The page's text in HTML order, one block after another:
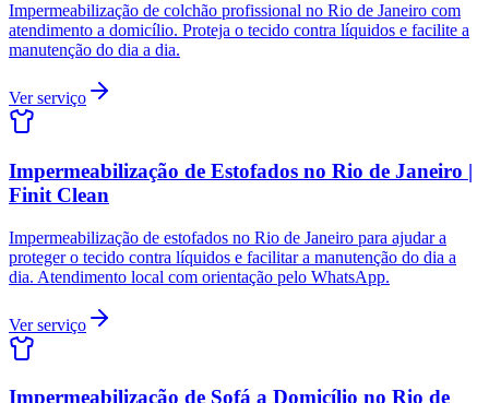
Impermeabilização de colchão profissional no Rio de Janeiro com
atendimento a domicílio. Proteja o tecido contra líquidos e facilite a
manutenção do dia a dia.
Ver serviço
Impermeabilização de Estofados no Rio de Janeiro |
Finit Clean
Impermeabilização de estofados no Rio de Janeiro para ajudar a
proteger o tecido contra líquidos e facilitar a manutenção do dia a
dia. Atendimento local com orientação pelo WhatsApp.
Ver serviço
Impermeabilização de Sofá a Domicílio no Rio de